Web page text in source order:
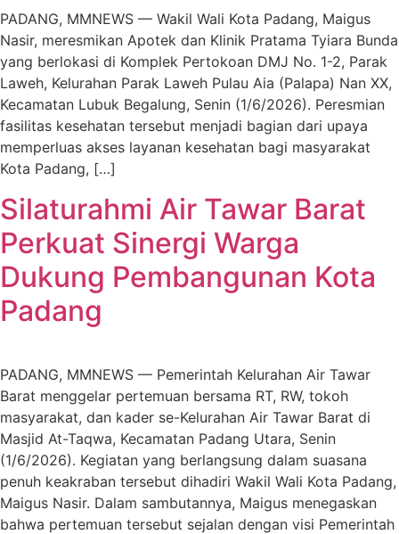
PADANG, MMNEWS — Wakil Wali Kota Padang, Maigus
Nasir, meresmikan Apotek dan Klinik Pratama Tyiara Bunda
yang berlokasi di Komplek Pertokoan DMJ No. 1-2, Parak
Laweh, Kelurahan Parak Laweh Pulau Aia (Palapa) Nan XX,
Kecamatan Lubuk Begalung, Senin (1/6/2026). Peresmian
fasilitas kesehatan tersebut menjadi bagian dari upaya
memperluas akses layanan kesehatan bagi masyarakat
Kota Padang, […]
Silaturahmi Air Tawar Barat
Perkuat Sinergi Warga
Dukung Pembangunan Kota
Padang
PADANG, MMNEWS — Pemerintah Kelurahan Air Tawar
Barat menggelar pertemuan bersama RT, RW, tokoh
masyarakat, dan kader se-Kelurahan Air Tawar Barat di
Masjid At-Taqwa, Kecamatan Padang Utara, Senin
(1/6/2026). Kegiatan yang berlangsung dalam suasana
penuh keakraban tersebut dihadiri Wakil Wali Kota Padang,
Maigus Nasir. Dalam sambutannya, Maigus menegaskan
bahwa pertemuan tersebut sejalan dengan visi Pemerintah